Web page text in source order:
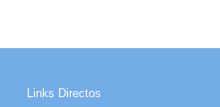
Links Directos